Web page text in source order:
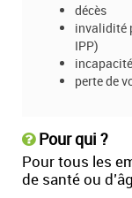
décès
invalidité
IPP)
perte de
Pour qui ?
Pour tous les
de santé ou